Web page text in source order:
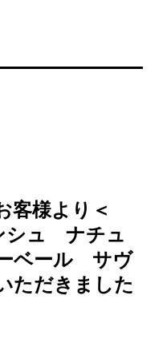
客様より＜
ュ ナチュ
ベール サヴ
ただきました